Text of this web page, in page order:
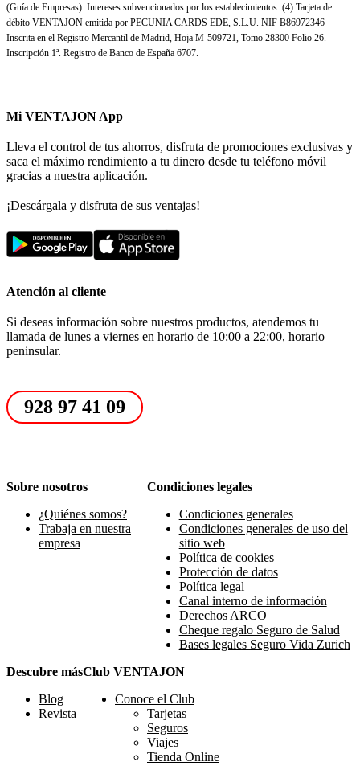
(Guía de Empresas). Intereses subvencionados por los establecimientos. (4) Tarjeta de
débito VENTAJON emitida por PECUNIA CARDS EDE, S.L.U. NIF B86972346
Inscrita en el Registro Mercantil de Madrid, Hoja M-509721, Tomo 28300 Folio 26.
Inscripción 1ª. Registro de Banco de España 6707.
Mi VENTAJON App
Lleva el control de tus ahorros, disfruta de promociones exclusivas y
saca el máximo rendimiento a tu dinero desde tu teléfono móvil
gracias a nuestra aplicación.
¡Descárgala y disfruta de sus ventajas!
Atención al cliente
Si deseas información sobre nuestros productos, atendemos tu
llamada de lunes a viernes en horario de 10:00 a 22:00, horario
peninsular.
928 97 41 09
Sobre nosotros
¿Quiénes somos?
Trabaja en nuestra
empresa
Condiciones legales
Condiciones generales
Condiciones generales de uso del
sitio web
Política de cookies
Protección de datos
Política legal
Canal interno de información
Derechos ARCO
Cheque regalo Seguro de Salud
Bases legales Seguro Vida Zurich
Descubre más
Blog
Revista
Club VENTAJON
Conoce el Club
Tarjetas
Seguros
Viajes
Tienda Online